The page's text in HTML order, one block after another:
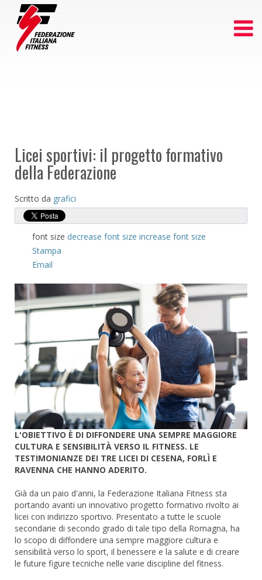
Licei sportivi: il progetto formativo
della Federazione
Scritto da grafici
font size decrease font size increase font size
Stampa
Email
L'OBIETTIVO È DI DIFFONDERE UNA SEMPRE MAGGIORE
CULTURA E SENSIBILITÀ VERSO IL FITNESS. LE
TESTIMONIANZE DEI TRE LICEI DI CESENA, FORLÌ E
RAVENNA CHE HANNO ADERITO.
Già da un paio d'anni, la Federazione Italiana Fitness sta
portando avanti un innovativo progetto formativo rivolto ai
licei con indirizzo sportivo. Presentato a tutte le scuole
secondarie di secondo grado di tale tipo della Romagna, ha
lo scopo di diffondere una sempre maggiore cultura e
sensibilità verso lo sport, il benessere e la salute e di creare
le future figure tecniche nelle varie discipline del fitness.